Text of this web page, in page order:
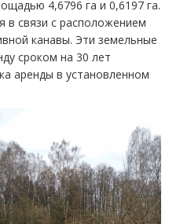
4,6796 га и 0,6197 га.
в связи с расположением
канавы. Эти земельные
сроком на 30 лет
аренды в установленном